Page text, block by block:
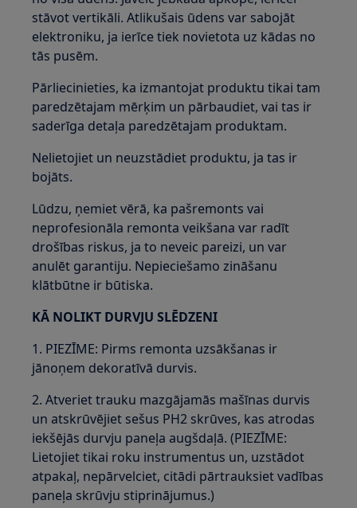
stāvot vertikāli. Atlikušais ūdens var sabojāt
elektroniku, ja ierīce tiek novietota uz kādas no
tās pusēm.
Pārliecinieties, ka izmantojat produktu tikai tam
paredzētajam mērķim un pārbaudiet, vai tas ir
saderīga detaļa paredzētajam produktam.
Nelietojiet un neuzstādiet produktu, ja tas ir
bojāts.
Lūdzu, ņemiet vērā, ka pašremonts vai
neprofesionāla remonta veikšana var radīt
drošības riskus, ja to neveic pareizi, un var
anulēt garantiju. Nepieciešamo zināšanu
klātbūtne ir būtiska.
KĀ NOLIKT DURVJU SLĒDZENI
1. PIEZĪME: Pirms remonta uzsākšanas ir
jānoņem dekoratīvā durvis.
2. Atveriet trauku mazgājamās mašīnas durvis
un atskrūvējiet sešus PH2 skrūves, kas atrodas
iekšējās durvju paneļa augšdaļā. (PIEZĪME:
Lietojiet tikai roku instrumentus un, uzstādot
atpakaļ, nepārvelciet, citādi pārtrauksiet vadības
paneļa skrūvju stiprinājumus.)